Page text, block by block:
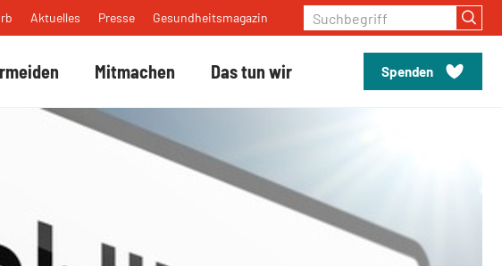
Mitmachen Das tun wir Spenden
Aktuelles Presse Gesundheitsmagazin Suchbegriff